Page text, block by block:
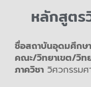
หลักสูต
ชื่อสถาบันอุดมศึกษา
คณะ/วิทยาเขต/วิท
ภาควิชา วิศวกรรมศ